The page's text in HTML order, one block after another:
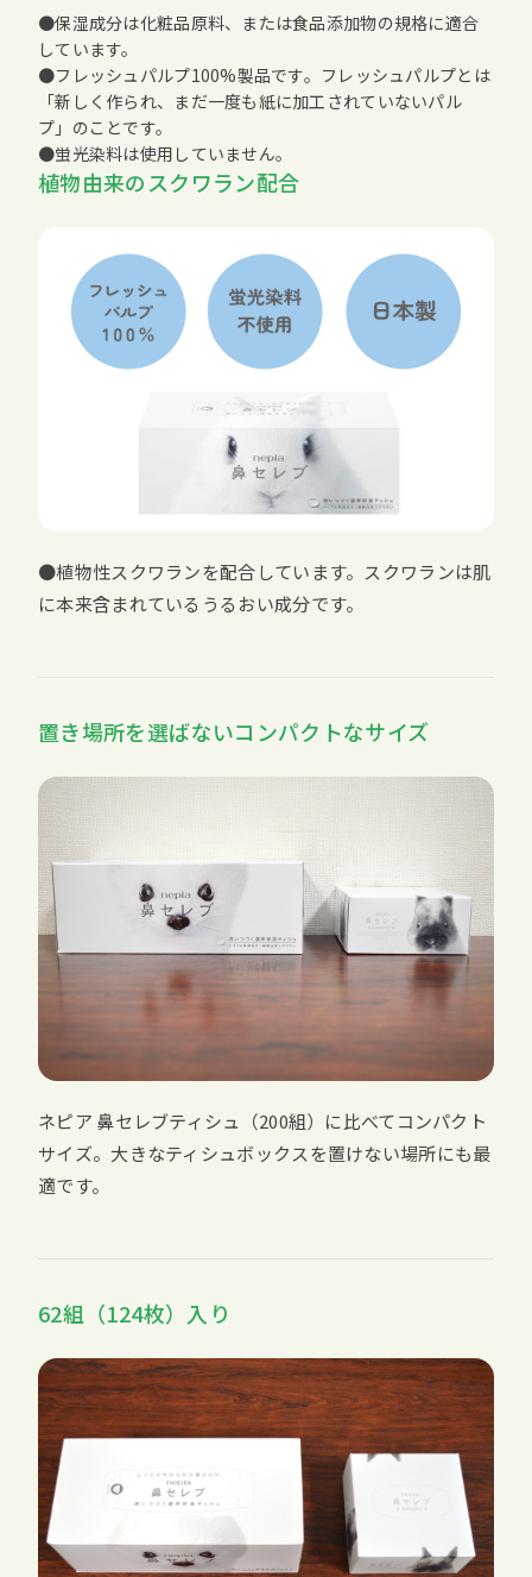
植物由来のスクワラン配合
●植物性スクワランを配合しています。スクワランは肌
に本来含まれているうるおい成分です。
●保湿成分は化粧品原料、または食品添加物の規格に適合
しています。
●フレッシュパルプ100%製品です。フレッシュパルプとは
「新しく作られ、まだ一度も紙に加工されていないパル
プ」のことです。
●蛍光染料は使用していません。
置き場所を選ばないコンパクトなサイズ
ネピア 鼻セレブティシュ（200組）に比べてコンパクト
サイズ。大きなティシュボックスを置けない場所にも最
適です。
62組（124枚）入り